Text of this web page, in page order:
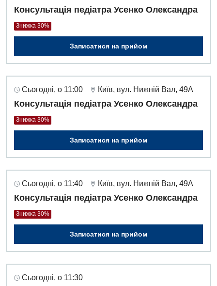
Консультація педіатра Усенко Олександра
Знижка 30%
Записатися на прийом
Сьогодні, о 11:00 Київ, вул. Нижній Вал, 49А
Консультація педіатра Усенко Олександра
Знижка 30%
Записатися на прийом
Сьогодні, о 11:40 Київ, вул. Нижній Вал, 49А
Консультація педіатра Усенко Олександра
Знижка 30%
Записатися на прийом
Сьогодні, о 11:30